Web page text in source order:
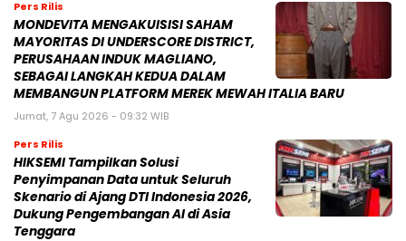
Pers Rilis
MONDEVITA MENGAKUISISI SAHAM
MAYORITAS DI UNDERSCORE DISTRICT,
PERUSAHAAN INDUK MAGLIANO,
SEBAGAI LANGKAH KEDUA DALAM
MEMBANGUN PLATFORM MEREK MEWAH ITALIA BARU
Jumat, 7 Agu 2026 - 09:32 WIB
Pers Rilis
HIKSEMI Tampilkan Solusi
Penyimpanan Data untuk Seluruh
Skenario di Ajang DTI Indonesia 2026,
Dukung Pengembangan AI di Asia
Tenggara